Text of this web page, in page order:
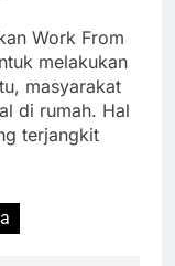
Work From
melakukan
masyarakat
di rumah. Hal
terjangkit